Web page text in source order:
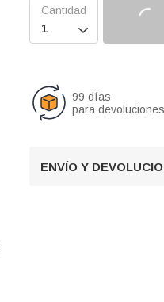

99 días
para devoluciones
ENVÍO Y